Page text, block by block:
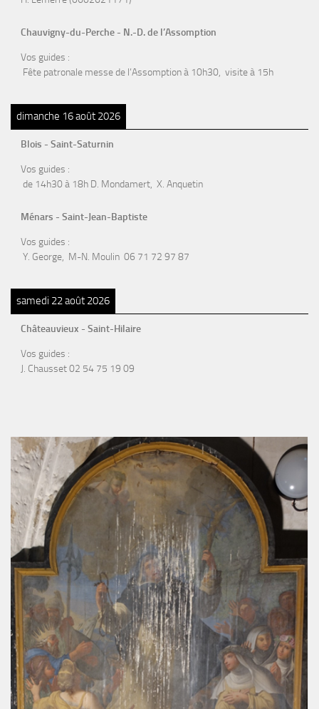
Chauvigny-du-Perche - N.-D. de l’Assomption
Vos guides :
Fête patronale messe de l’Assomption à 10h30, visite à 15h
dimanche 16 août 2026
Blois - Saint-Saturnin
Vos guides :
de 14h30 à 18h D. Mondamert, X. Anquetin
Ménars - Saint-Jean-Baptiste
Vos guides :
Y. George, M-N. Moulin 06 71 72 97 87
samedi 22 août 2026
Châteauvieux - Saint-Hilaire
Vos guides :
J. Chausset 02 54 75 19 09